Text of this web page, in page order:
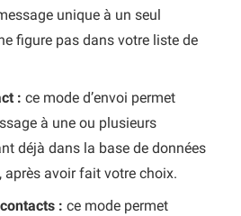
unique à un seul
figure pas dans votre liste de
: ce mode d’envoi permet
à une ou plusieurs
déjà dans la base de données
après avoir fait votre choix.
: ce mode permet